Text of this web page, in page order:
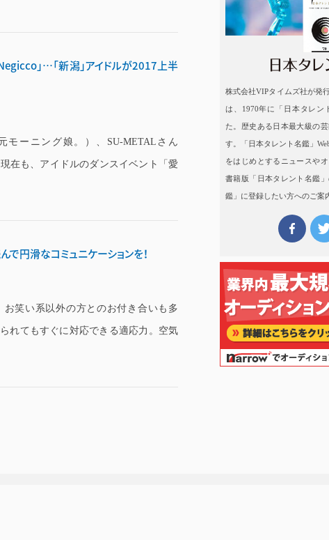
」…「新潟」アイドルが2017上半
モーニング娘。）、SU-METALさん
在も、アイドルのダンスイベント「愛
で円滑なコミュニケーションを！
笑い系以外の方とのお付き合いも多
れてもすぐに対応できる適応力。空気
日本タレント名鑑
株式会社VIPタイムズ社が発
は、1970年に「日本タレン
た。歴史ある日本最大級の
す。「日本タレント名鑑」
をはじめとするニュースや
書籍版「日本タレント名鑑
鑑」に登録したい方へのご案